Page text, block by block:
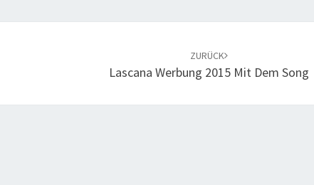
ZURÜCK
Lascana Werbung 2015 Mit Dem Song